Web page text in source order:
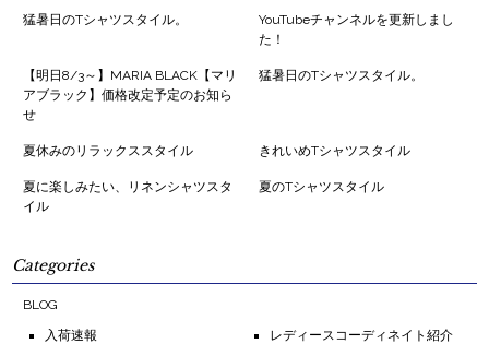
猛暑日のTシャツスタイル。
YouTubeチャンネルを更新しまし
た！
【明日8/3～】MARIA BLACK【マリ
アブラック】価格改定予定のお知ら
せ
猛暑日のTシャツスタイル。
夏休みのリラックススタイル きれいめTシャツスタイル
夏に楽しみたい、リネンシャツスタ
イル
夏のTシャツスタイル
Categories
BLOG
入荷速報
レディースコーディネイト紹介